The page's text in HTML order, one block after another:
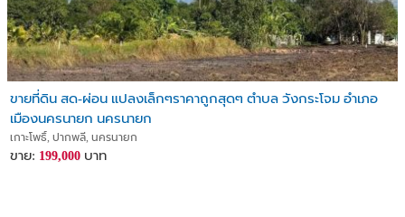
ขายที่ดิน สด-ผ่อน แปลงเล็กๆราคาถูกสุดๆ ตำบล วังกระโจม อำเภอ
เมืองนครนายก นครนายก
เกาะโพธิ์, ปากพลี, นครนายก
ขาย: 199,000 บาท